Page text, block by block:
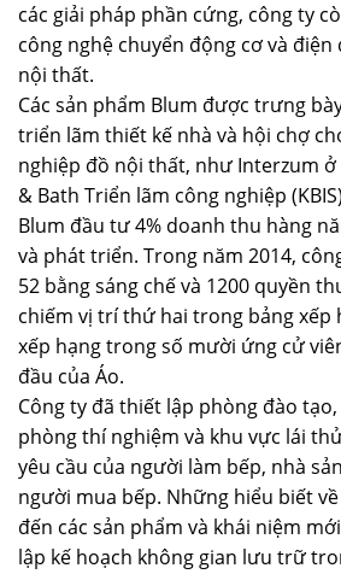
các giải pháp phần cứng, công ty
công nghệ chuyển động cơ và điện
nội thất.
Các sản phẩm Blum được trưng
triển lãm thiết kế nhà và hội chợ
nghiệp đồ nội thất, như Interzum ở
& Bath Triển lãm công nghiệp
Blum đầu tư 4% doanh thu hàng
và phát triển. Trong năm 2014,
52 bằng sáng chế và 1200 quyền
chiếm vị trí thứ hai trong bảng xếp
xếp hạng trong số mười ứng cử
đầu của Áo.
Công ty đã thiết lập phòng đào
phòng thí nghiệm và khu vực lái
yêu cầu của người làm bếp, nhà
người mua bếp. Những hiểu biết
đến các sản phẩm và khái niệm
lập kế hoạch không gian lưu trữ